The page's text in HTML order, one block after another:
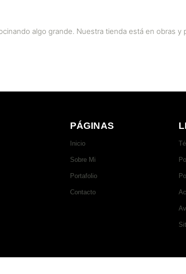
algo grande. Nuestra tienda está en obras y
PÁGINAS
Inicio
Sobre Mi
Portafolio
Contacto